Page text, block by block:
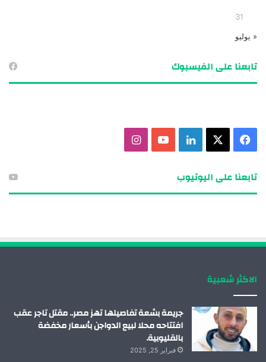
31
« يوليو
تابعنا على الفيسبوك
تابعنا على اليوتيوب
الاكثر شعبية
جريمة بشعة تفاصيلها تهز مصر.. مقتل تاجر عقب
افتتاحه محلا لبيع الدواجن بأسعار مخفضة
بالقليوبية.
فبراير 25, 2025